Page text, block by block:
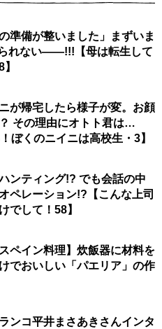
準備が整いました」まずいま
れない――!!!【母は転生して
が帰宅したら様子が変。お顔
その理由にオトト君は…
ぼくのニイニは高校生・3】
ンティング!? でも会話の中
ペレーション!?【こんな上司
でして！58】
ペイン料理】炊飯器に材料を
でおいしい「パエリア」の作
ンコ平井まさあきさんインタ